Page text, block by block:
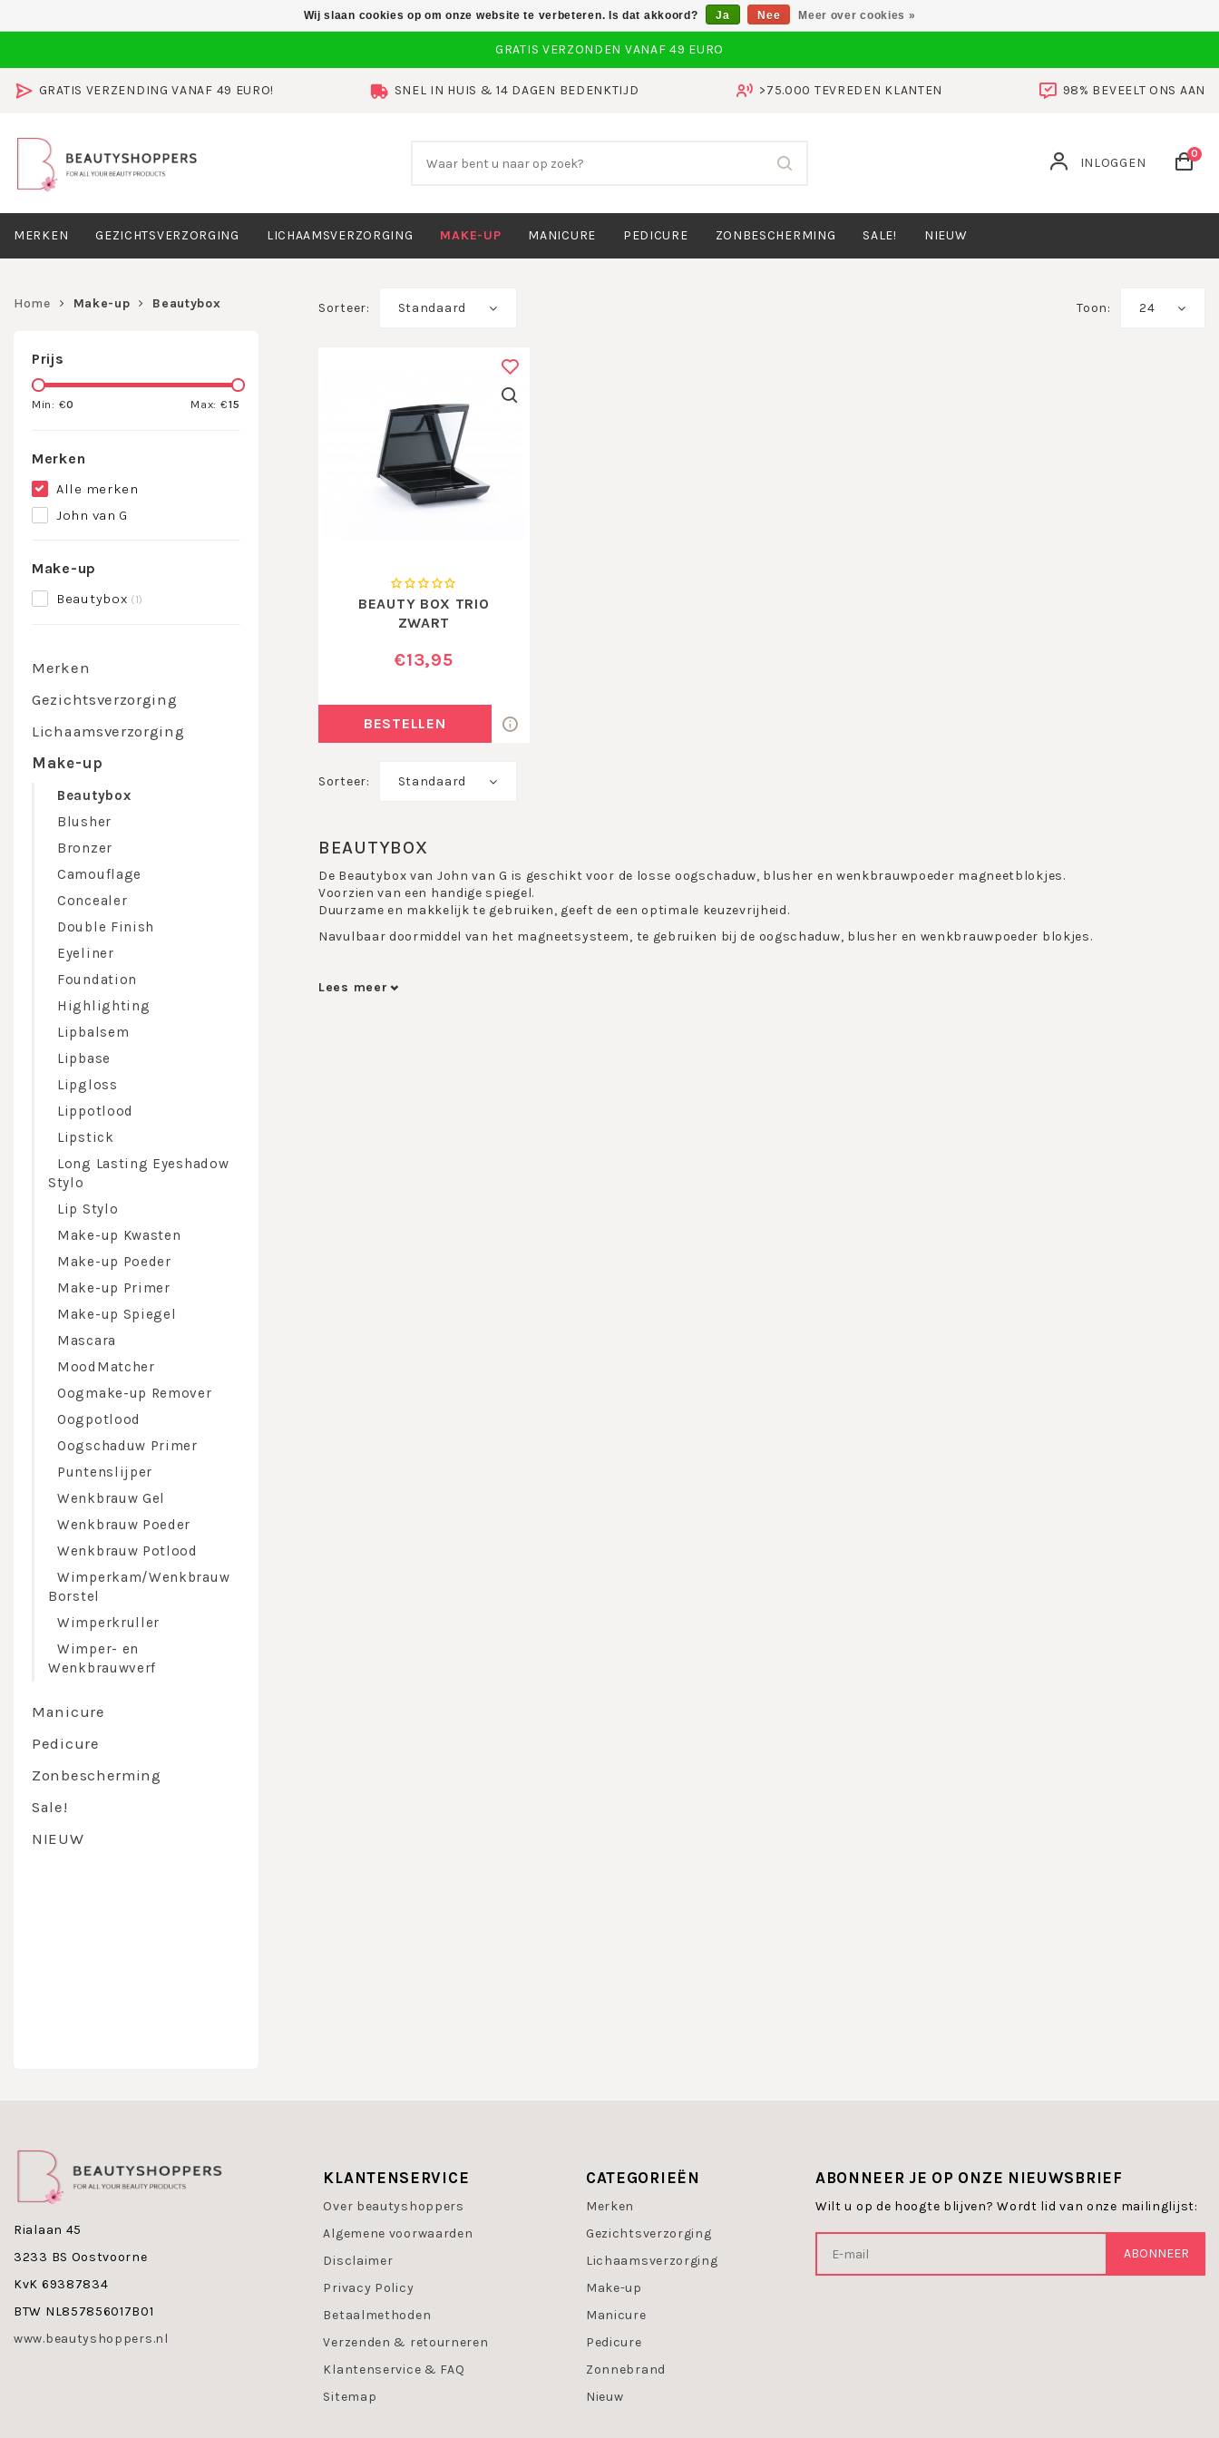
GRATIS VERZENDING VANAF 49 EURO! SNEL IN HUIS & 14 DAGEN BEDENKTIJD >75.000 TEVREDEN KLANTEN 98% BEVEELT ONS AAN
INLOGGEN
0
MERKEN GEZICHTSVERZORGING LICHAAMSVERZORGING MAKE-UP MANICURE PEDICURE ZONBESCHERMING SALE! NIEUW
Home Make-up Beautybox
Prijs
Min: €0 Max: €15
Merken
Alle merken
John van G
Make-up
Beautybox (1)
Merken
Gezichtsverzorging
Lichaamsverzorging
Make-up
Beautybox
Blusher
Bronzer
Camouflage
Concealer
Double Finish
Eyeliner
Foundation
Highlighting
Lipbalsem
Lipbase
Lipgloss
Lippotlood
Lipstick
Long Lasting Eyeshadow
Stylo
Lip Stylo
Make-up Kwasten
Make-up Poeder
Make-up Primer
Make-up Spiegel
Mascara
MoodMatcher
Oogmake-up Remover
Oogpotlood
Oogschaduw Primer
Puntenslijper
Wenkbrauw Gel
Wenkbrauw Poeder
Wenkbrauw Potlood
Wimperkam/Wenkbrauw
Borstel
Wimperkruller
Wimper- en
Wenkbrauwverf
Manicure
Pedicure
Zonbescherming
Sale!
NIEUW
Sorteer: Standaard Toon: 24
BEAUTY BOX TRIO
ZWART
€13,95
BESTELLEN
Sorteer: Standaard
BEAUTYBOX
De Beautybox van John van G is geschikt voor de losse oogschaduw, blusher en wenkbrauwpoeder magneetblokjes.
Voorzien van een handige spiegel.
Duurzame en makkelijk te gebruiken, geeft de een optimale keuzevrijheid.
Navulbaar doormiddel van het magneetsysteem, te gebruiken bij de oogschaduw, blusher en wenkbrauwpoeder blokjes.
Stel zelf een make-up doos samen. Het make up doosje biedt ruimt voor verschillende oogschaduwblokjes, of creeer je eigen make-up
Lees meer
Rialaan 45
3233 BS Oostvoorne
KvK 69387834
BTW NL857856017B01
www.beautyshoppers.nl
KLANTENSERVICE
Over beautyshoppers
Algemene voorwaarden
Disclaimer
Privacy Policy
Betaalmethoden
Verzenden & retourneren
Klantenservice & FAQ
Sitemap
CATEGORIEËN
Merken
Gezichtsverzorging
Lichaamsverzorging
Make-up
Manicure
Pedicure
Zonnebrand
Nieuw
ABONNEER JE OP ONZE NIEUWSBRIEF
Wilt u op de hoogte blijven? Wordt lid van onze mailinglijst:
ABONNEER
Wij slaan cookies op om onze website te verbeteren. Is dat akkoord? Ja Nee Meer over cookies »